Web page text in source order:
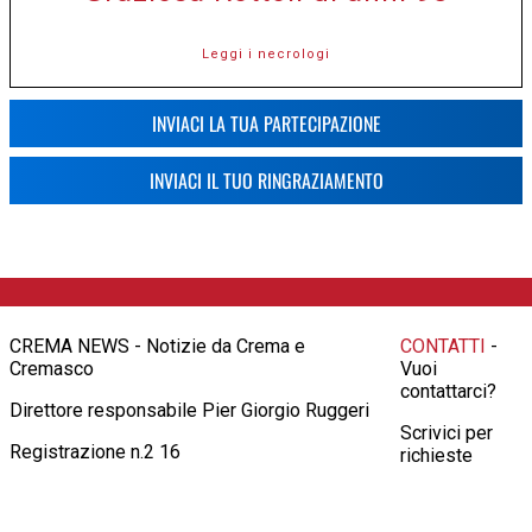
Leggi i necrologi
INVIACI LA TUA PARTECIPAZIONE
INVIACI IL TUO RINGRAZIAMENTO
CREMA NEWS - Notizie da Crema e
Cremasco
Direttore responsabile Pier Giorgio Ruggeri
Registrazione n.2 16
CONTATTI -
Vuoi
contattarci?
Scrivici per
richieste